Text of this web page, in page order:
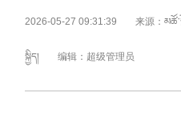
2026-05-27 09:31:39 来源：
སྐྱིད། 编辑： 超级管理员